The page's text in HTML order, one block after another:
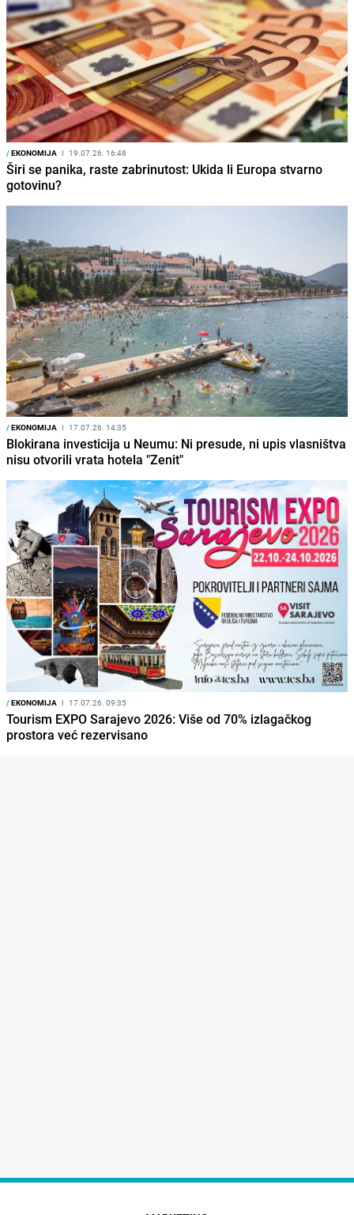
/EKONOMIJA I 19.07.26. 16:48
Širi se panika, raste zabrinutost: Ukida li Europa stvarno
gotovinu?
/EKONOMIJA I 17.07.26. 14:35
Blokirana investicija u Neumu: Ni presude, ni upis vlasništva
nisu otvorili vrata hotela "Zenit"
/EKONOMIJA I 17.07.26. 09:35
Tourism EXPO Sarajevo 2026: Više od 70% izlagačkog
prostora već rezervisano